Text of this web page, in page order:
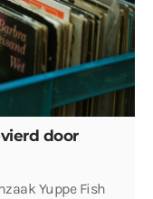
door
Yuppe Fish